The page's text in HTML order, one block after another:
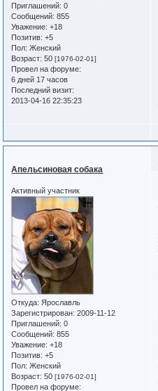
Приглашений: 0
Сообщений: 855
Уважение: +18
Позитив: +5
Пол: Женский
Возраст: 50[1976-02-01]
Провел на форуме:
6 дней 17 часов
Последний визит:
2013-04-16 22:35:23
Апельсиновая собака
Активный участник
Откуда: Ярославль
Зарегистрирован: 2009-11-12
Приглашений: 0
Сообщений: 855
Уважение: +18
Позитив: +5
Пол: Женский
Возраст: 50[1976-02-01]
Провел на форуме: